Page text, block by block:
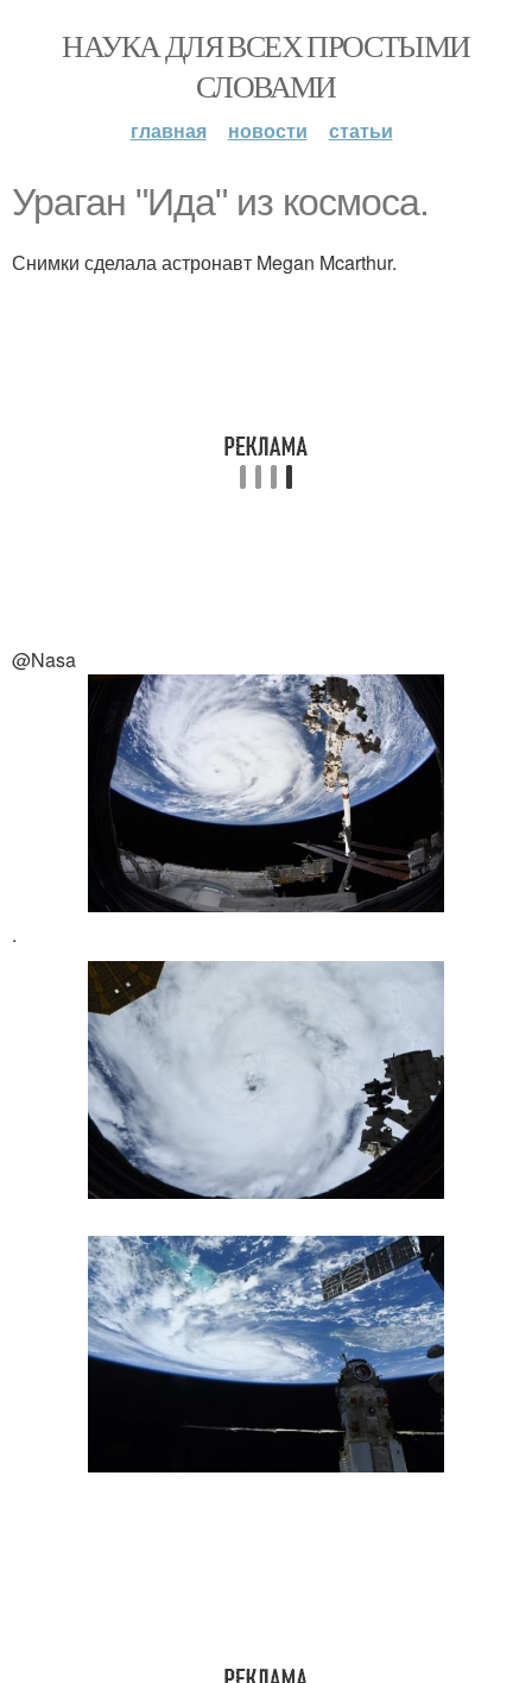
НАУКА ДЛЯ ВСЕХ ПРОСТЫМИ
СЛОВАМИ
главная новости статьи
Ураган "Ида" из космоса.
Снимки сделала астронавт Megan Mcarthur.
@Nasa
.